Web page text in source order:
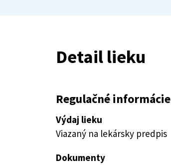
Detail lieku
Regulačné informácie
Výdaj lieku
Viazaný na lekársky predpis
Dokumenty